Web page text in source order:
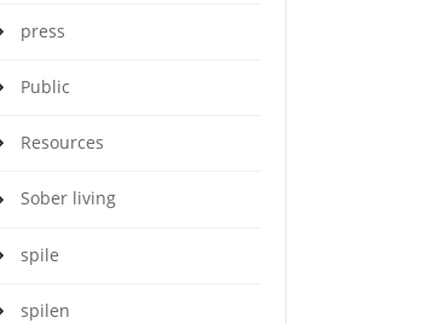
press
Public
Resources
Sober living
spile
spilen